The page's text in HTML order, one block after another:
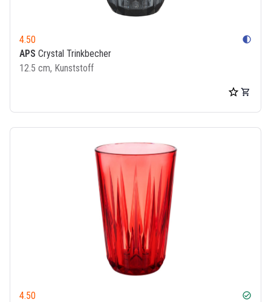
4.50 contrast
APS Crystal Trinkbecher
12.5 cm, Kunststoff
4.50 check_circle